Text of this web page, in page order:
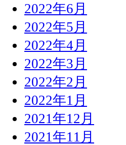
2022年6月
2022年5月
2022年4月
2022年3月
2022年2月
2022年1月
2021年12月
2021年11月